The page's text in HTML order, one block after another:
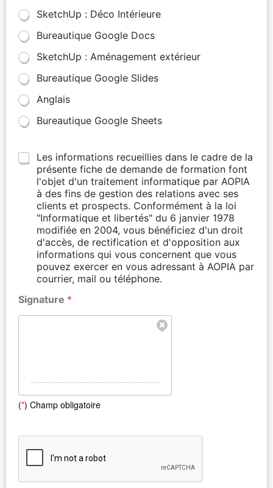
SketchUp : Déco Intérieure
Bureautique Google Docs
SketchUp : Aménagement extérieur
Bureautique Google Slides
Anglais
Bureautique Google Sheets
Les informations recueillies dans le cadre de la
présente fiche de demande de formation font
l'objet d'un traitement informatique par AOPIA
à des fins de gestion des relations avec ses
clients et prospects. Conformément à la loi
"Informatique et libertés" du 6 janvier 1978
modifiée en 2004, vous bénéficiez d'un droit
d'accès, de rectification et d'opposition aux
informations qui vous concernent que vous
pouvez exercer en vous adressant à AOPIA par
courrier, mail ou téléphone.
Signature *
(*) Champ obligatoire